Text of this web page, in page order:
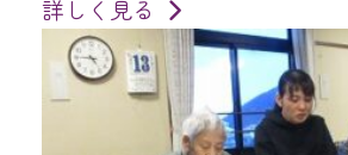
詳しく見る